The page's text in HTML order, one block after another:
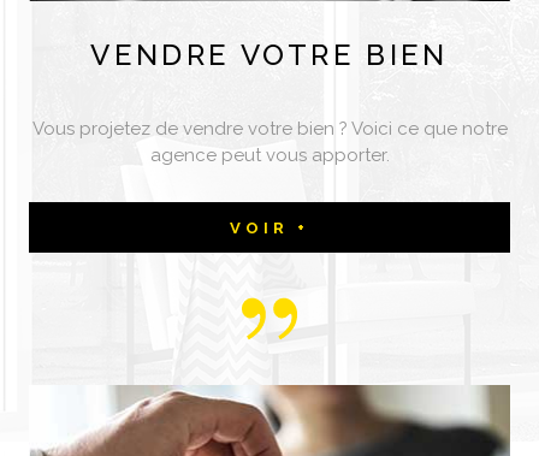
VENDRE VOTRE BIEN
Vous projetez de vendre votre bien ? Voici ce que notre
agence peut vous apporter.
VOIR +